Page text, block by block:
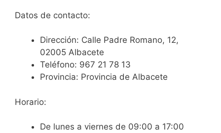
Datos de contacto:
Dirección: Calle Padre Romano, 12,
02005 Albacete
Teléfono: 967 21 78 13
Provincia: Provincia de Albacete
Horario:
De lunes a viernes de 09:00 a 17:00